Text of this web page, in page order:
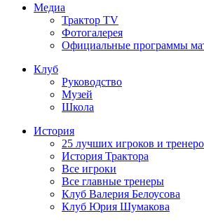
Медиа
Трактор TV
Фотогалерея
Официальные программы
Клуб
Руководство
Музей
Школа
История
25 лучших игроков и
История Трактора
Все игроки
Все главные тренеры
Клуб Валерия Белоусова
Клуб Юрия Шумакова